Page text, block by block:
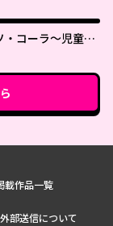
・コーラ～児童発
載作品一覧
部送信について